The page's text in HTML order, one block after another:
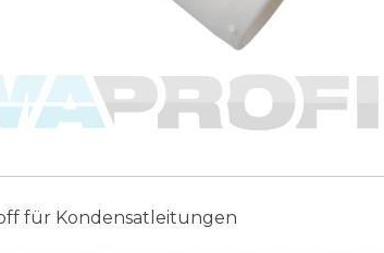
für Kondensatleitungen